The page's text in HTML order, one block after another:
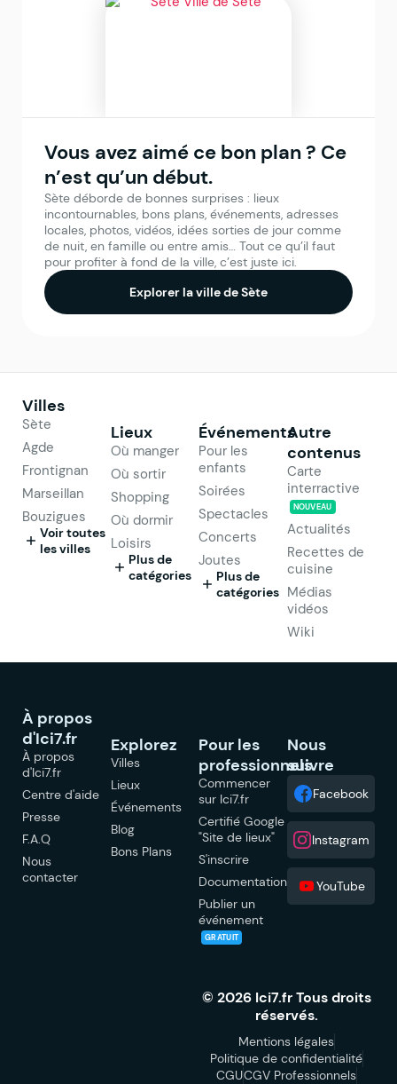
Vous avez aimé ce bon plan ? Ce
n’est qu’un début.
Sète déborde de bonnes surprises : lieux
incontournables, bons plans, événements, adresses
locales, photos, vidéos, idées sorties de jour comme
de nuit, en famille ou entre amis… Tout ce qu’il faut
pour profiter à fond de la ville, c’est juste ici.
Explorer la ville de Sète
Villes
Sète
Agde
Frontignan
Marseillan
Bouzigues
Voir toutes
les villes
Lieux
Où manger
Où sortir
Shopping
Où dormir
Loisirs
Plus de
catégories
Événements
Pour les
enfants
Soirées
Spectacles
Concerts
Joutes
Plus de
catégories
Autre
contenus
Carte
interractive
NOUVEAU
Actualités
Recettes de
cuisine
Médias
vidéos
Wiki
À propos
d'Ici7.fr
À propos
d'Ici7.fr
Centre d'aide
Presse
F.A.Q
Nous
contacter
Explorez
Villes
Lieux
Événements
Blog
Bons Plans
Pour les
professionnels
Commencer
sur Ici7.fr
Certifié Google
"Site de lieux"
S'inscrire
Documentation
Publier un
événement
GRATUIT
Nous
suivre
Facebook
Instagram
YouTube
© 2026 Ici7.fr Tous droits
réservés.
Mentions légales
Politique de confidentialité
CGUCGV Professionnels